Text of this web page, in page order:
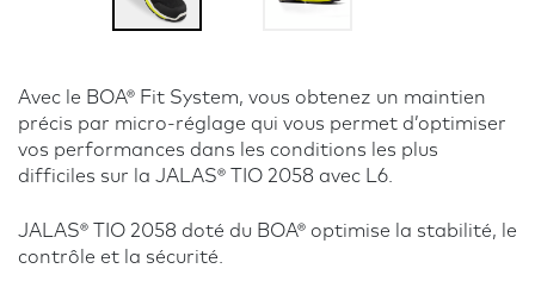
Avec le BOA® Fit System, vous obtenez un maintien
précis par micro-réglage qui vous permet d’optimiser
vos performances dans les conditions les plus
difficiles sur la JALAS® TIO 2058 avec L6.
JALAS® TIO 2058 doté du BOA® optimise la stabilité, le
contrôle et la sécurité.